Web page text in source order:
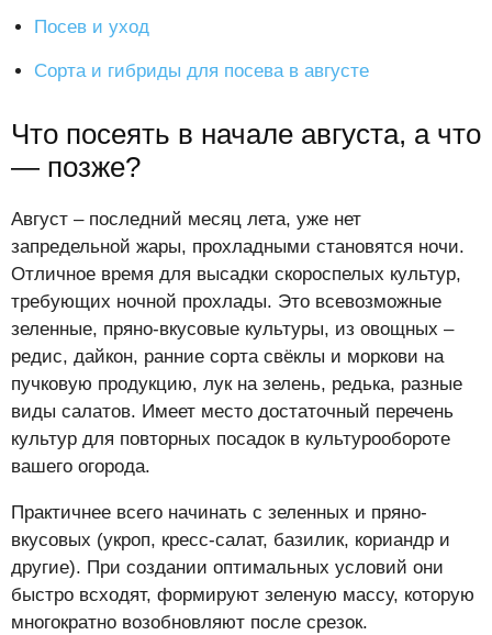
Посев и уход
Сорта и гибриды для посева в августе
Что посеять в начале августа, а что
— позже?
Август – последний месяц лета, уже нет
запредельной жары, прохладными становятся ночи.
Отличное время для высадки скороспелых культур,
требующих ночной прохлады. Это всевозможные
зеленные, пряно-вкусовые культуры, из овощных –
редис, дайкон, ранние сорта свёклы и моркови на
пучковую продукцию, лук на зелень, редька, разные
виды салатов. Имеет место достаточный перечень
культур для повторных посадок в культурообороте
вашего огорода.
Практичнее всего начинать с зеленных и пряно-
вкусовых (укроп, кресс-салат, базилик, кориандр и
другие). При создании оптимальных условий они
быстро всходят, формируют зеленую массу, которую
многократно возобновляют после срезок.